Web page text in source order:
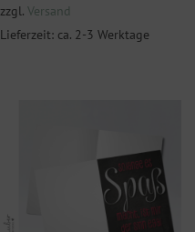
zzgl. Versand
Lieferzeit: ca. 2-3 Werktage